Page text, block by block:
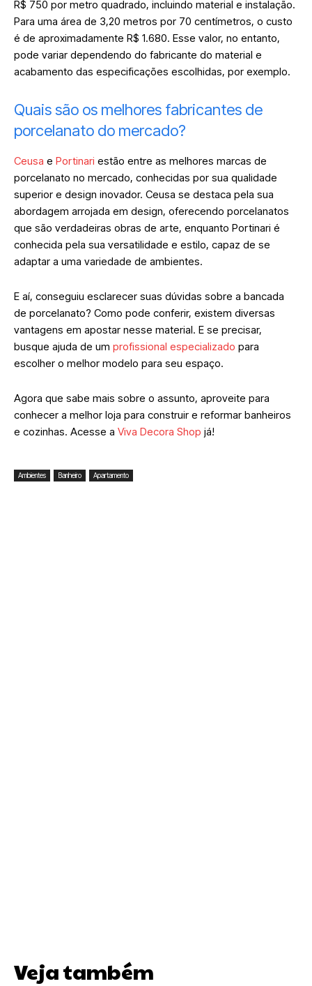
R$ 750 por metro quadrado, incluindo material e instalação.
Para uma área de 3,20 metros por 70 centímetros, o custo
é de aproximadamente R$ 1.680. Esse valor, no entanto,
pode variar dependendo do fabricante do material e
acabamento das especificações escolhidas, por exemplo.
Quais são os melhores fabricantes de
porcelanato do mercado?
Ceusa e Portinari estão entre as melhores marcas de
porcelanato no mercado, conhecidas por sua qualidade
superior e design inovador. Ceusa se destaca pela sua
abordagem arrojada em design, oferecendo porcelanatos
que são verdadeiras obras de arte, enquanto Portinari é
conhecida pela sua versatilidade e estilo, capaz de se
adaptar a uma variedade de ambientes.
E aí, conseguiu esclarecer suas dúvidas sobre a bancada
de porcelanato? Como pode conferir, existem diversas
vantagens em apostar nesse material. E se precisar,
busque ajuda de um profissional especializado para
escolher o melhor modelo para seu espaço.
Agora que sabe mais sobre o assunto, aproveite para
conhecer a melhor loja para construir e reformar banheiros
e cozinhas. Acesse a Viva Decora Shop já!
Ambientes Banheiro Apartamento
Veja também